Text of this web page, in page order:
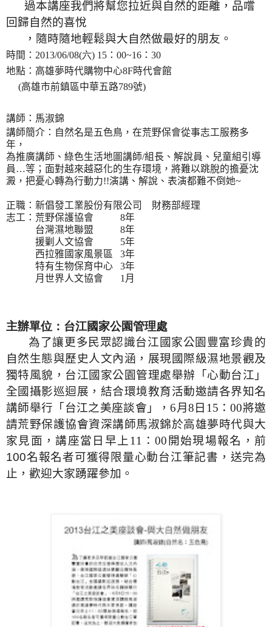
過本講座我們將幫您拉近與自然的距離，品嚐
回歸自然的喜悅
，隨時隨地輕鬆與大自然做最好的朋友。
時間： 2013/06/08(六) 15 ： 00~16 ： 30
地點：高雄夢時代購物中心8F時代會館
(高雄市前鎮區中華五路789號)
講師 ： 馬淑錦
講師簡介：自然名是五色鳥，在荒野保會從事志工服務多
年，
為推廣講師、綠色生活地圖講師/組長、解說員、兒童組引導
員…等； 面對越來越惡化的生存環境，將難以跳脫的擔憂沈
澱， 把憂心轉為行動力!!演講、解說、表演都難不倒她~
正職：新倡發工業股份有限公司 財務部經理
志工：荒野保護協會 8年
台灣濕地聯盟
8年
援剿人文協會
5年
西拉雅國家風景區
3年
特有生物保育中心 3年
月世界人文協會
1 月
主辦單位：台江國家公園管理處
為了讓更多民眾認識台江國家公園豐富珍貴的
自然生態與歷史人文內涵，展現國際級濕地景觀及
獨特風貌，台江國家公園管理處舉辦「心動台江」
全國攝影巡迴展，結合環境教育活動邀請各界知名
講師舉行 「台江之美座談會」，6月8 日 15 ：00將邀
請荒野保護協會資深講師馬淑錦於高雄夢時代與大
家見面，講座當日早上11 ：00 開始現場報名，前
100名報名者可獲得限量心動台江筆記書，送完為
止，歡迎大家踴躍參加。